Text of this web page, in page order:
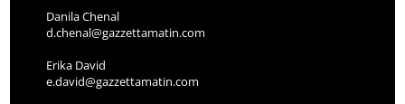
Danila Chenal
d.chenal@gazzettamatin.com
Erika David
e.david@gazzettamatin.com